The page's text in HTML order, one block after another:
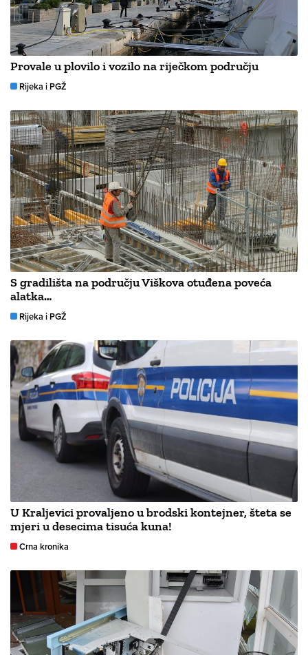
Provale u plovilo i vozilo na riječkom području
Rijeka i PGŽ
S gradilišta na području Viškova otuđena poveća
alatka…
Rijeka i PGŽ
U Kraljevici provaljeno u brodski kontejner, šteta se
mjeri u desecima tisuća kuna!
Crna kronika